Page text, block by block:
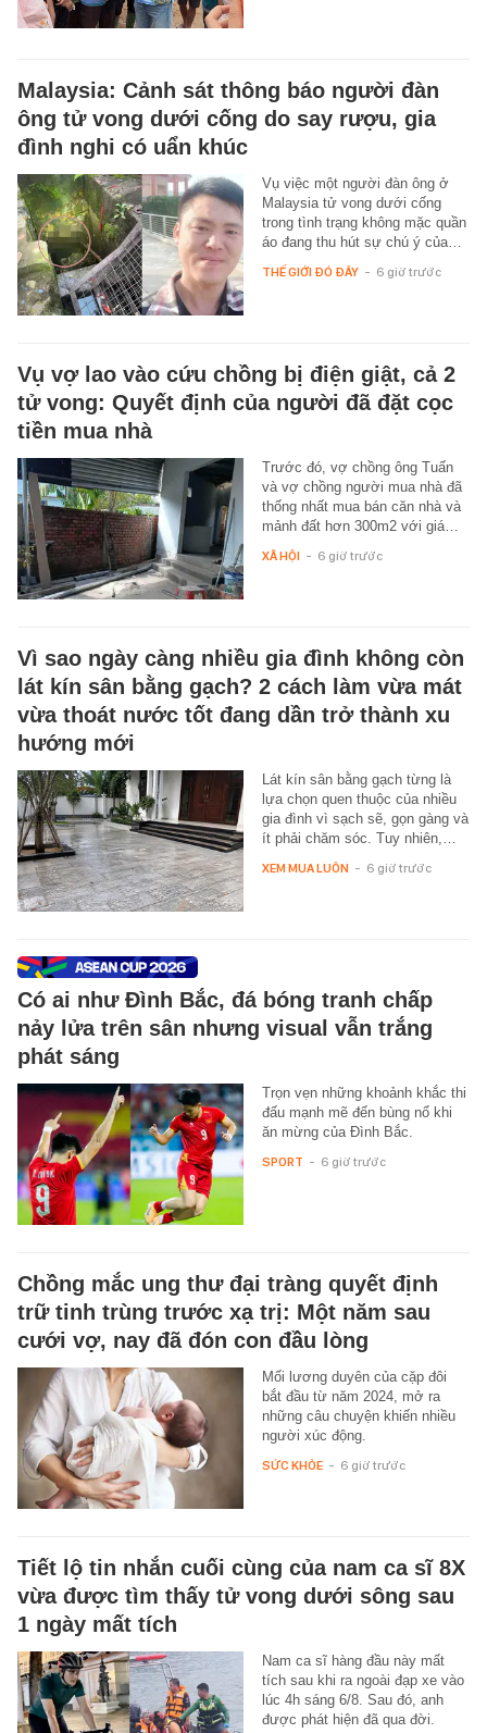
Malaysia: Cảnh sát thông báo người đàn
ông tử vong dưới cống do say rượu, gia
đình nghi có uẩn khúc
Vụ việc một người đàn ông ở
Malaysia tử vong dưới cống
trong tình trạng không mặc quần
áo đang thu hút sự chú ý của…
THẾ GIỚI ĐÓ ĐÂY - 6 giờ trước
Vụ vợ lao vào cứu chồng bị điện giật, cả 2
tử vong: Quyết định của người đã đặt cọc
tiền mua nhà
Trước đó, vợ chồng ông Tuấn
và vợ chồng người mua nhà đã
thống nhất mua bán căn nhà và
mảnh đất hơn 300m2 với giá…
XÃ HỘI - 6 giờ trước
Vì sao ngày càng nhiều gia đình không còn
lát kín sân bằng gạch? 2 cách làm vừa mát
vừa thoát nước tốt đang dần trở thành xu
hướng mới
Lát kín sân bằng gạch từng là
lựa chọn quen thuộc của nhiều
gia đình vì sạch sẽ, gọn gàng và
ít phải chăm sóc. Tuy nhiên,…
XEM MUA LUÔN - 6 giờ trước
Có ai như Đình Bắc, đá bóng tranh chấp
nảy lửa trên sân nhưng visual vẫn trắng
phát sáng
Trọn vẹn những khoảnh khắc thi
đấu mạnh mẽ đến bùng nổ khi
ăn mừng của Đình Bắc.
SPORT - 6 giờ trước
Chồng mắc ung thư đại tràng quyết định
trữ tinh trùng trước xạ trị: Một năm sau
cưới vợ, nay đã đón con đầu lòng
Mối lương duyên của cặp đôi
bắt đầu từ năm 2024, mở ra
những câu chuyện khiến nhiều
người xúc động.
SỨC KHỎE - 6 giờ trước
Tiết lộ tin nhắn cuối cùng của nam ca sĩ 8X
vừa được tìm thấy tử vong dưới sông sau
1 ngày mất tích
Nam ca sĩ hàng đầu này mất
tích sau khi ra ngoài đạp xe vào
lúc 4h sáng 6/8. Sau đó, anh
được phát hiện đã qua đời.